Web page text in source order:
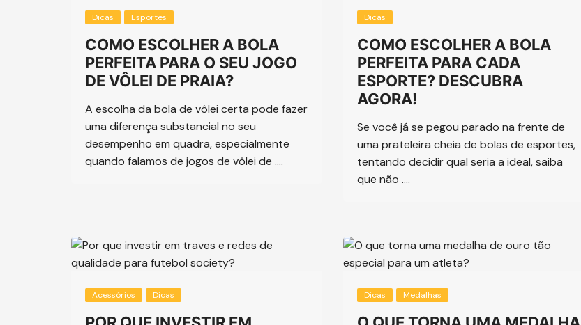
Dicas Esportes
COMO ESCOLHER A BOLA
PERFEITA PARA O SEU JOGO
DE VÔLEI DE PRAIA?
A escolha da bola de vôlei certa pode fazer
uma diferença substancial no seu
desempenho em quadra, especialmente
quando falamos de jogos de vôlei de ….
Dicas
COMO ESCOLHER A BOLA
PERFEITA PARA CADA
ESPORTE? DESCUBRA
AGORA!
Se você já se pegou parado na frente de
uma prateleira cheia de bolas de esportes,
tentando decidir qual seria a ideal, saiba
que não ….
Acessórios Dicas Dicas Medalhas